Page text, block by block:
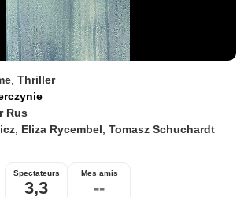
Thriller
Rus
Eliza Rycembel Tomasz Schuchardt
Spectateurs
3,3
Mes amis
--